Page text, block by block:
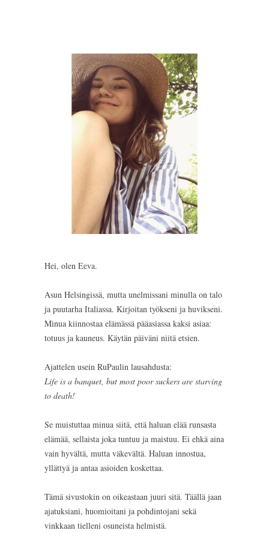
Hei, olen Eeva.
Asun Helsingissä, mutta unelmissani minulla on talo
ja puutarha Italiassa. Kirjoitan työkseni ja huvikseni.
Minua kiinnostaa elämässä pääasiassa kaksi asiaa:
totuus ja kauneus. Käytän päiväni niitä etsien.
Ajattelen usein RuPaulin lausahdusta:
Life is a banquet, but most poor suckers are starving
to death!
Se muistuttaa minua siitä, että haluan elää runsasta
elämää, sellaista joka tuntuu ja maistuu. Ei ehkä aina
vain hyvältä, mutta väkevältä. Haluan innostua,
yllättyä ja antaa asioiden koskettaa.
Tämä sivustokin on oikeastaan juuri sitä. Täällä jaan
ajatuksiani, huomioitani ja pohdintojani sekä
vinkkaan tielleni osuneista helmistä.